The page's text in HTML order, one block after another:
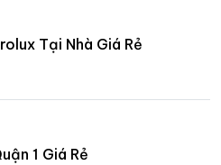
Tại Nhà Giá Rẻ
1 Giá Rẻ